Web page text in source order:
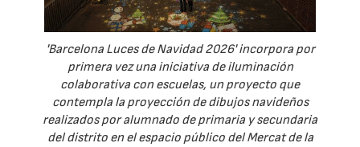
'Barcelona Luces de Navidad 2026' incorpora por
primera vez una iniciativa de iluminación
colaborativa con escuelas, un proyecto que
contempla la proyección de dibujos navideños
realizados por alumnado de primaria y secundaria
del distrito en el espacio público del Mercat de la